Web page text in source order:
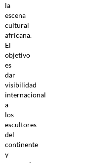
la
escena
cultural
africana.
El
objetivo
es
dar
visibilidad
internacional
a
los
escultores
del
continente
y